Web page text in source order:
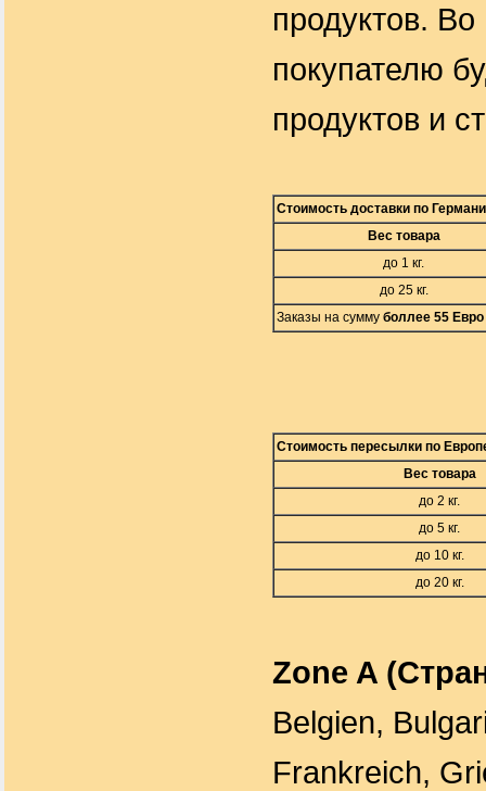
продуктов.
покупателю
продуктов и
Стоимость доставки по
Вес товара
до 1 кг.
до 25 кг.
Заказы на сумму боллее 55 Евро
Стоимость пересылки по
Вес товара
до 2 кг.
до 5 кг.
до 10 кг.
до 20 кг.
Zone A
Belgien,
Frankreich,